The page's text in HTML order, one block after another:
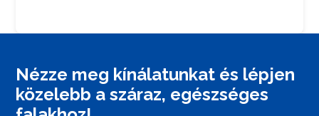
Nézze meg kínálatunkat és lépjen
közelebb a száraz, egészséges